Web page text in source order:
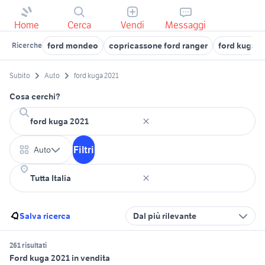
Home Cerca Vendi Messaggi
Ricerche ford mondeo copricassone ford ranger ford kuga
Subito Auto ford kuga 2021
Cosa cerchi?
Auto Filtri
Salva ricerca Dal più rilevante
261 risultati
Ford kuga 2021 in vendita